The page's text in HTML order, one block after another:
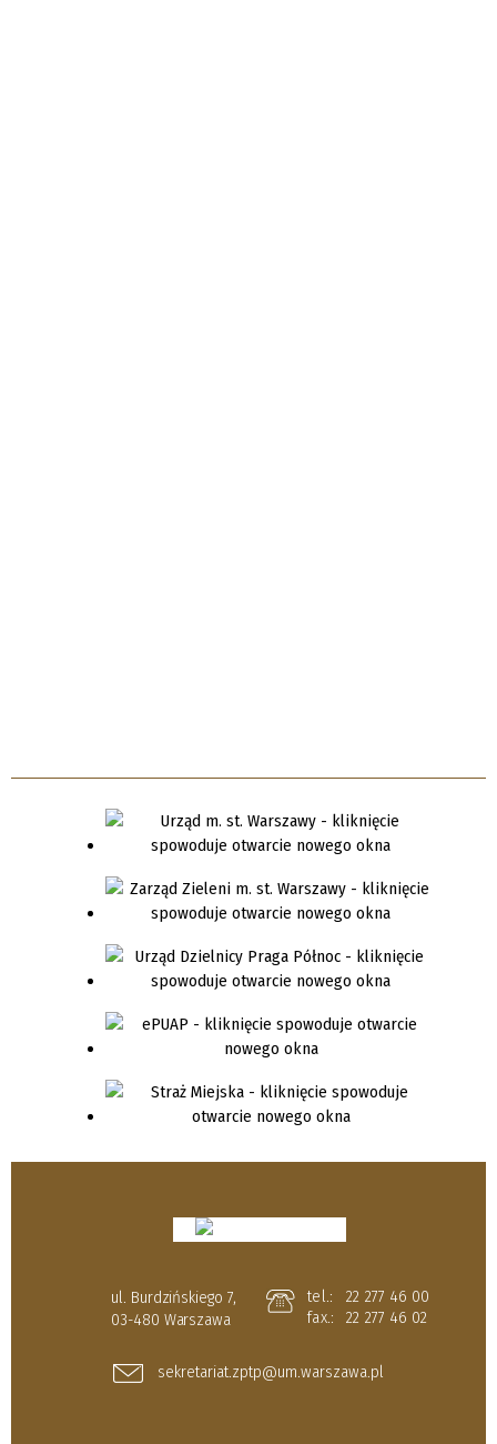
ul. Burdzińskiego 7,
03-480 Warszawa
tel.:
22 277 46 00
fax.:
22 277 46 02
sekretariat.zptp@um.warszawa.pl